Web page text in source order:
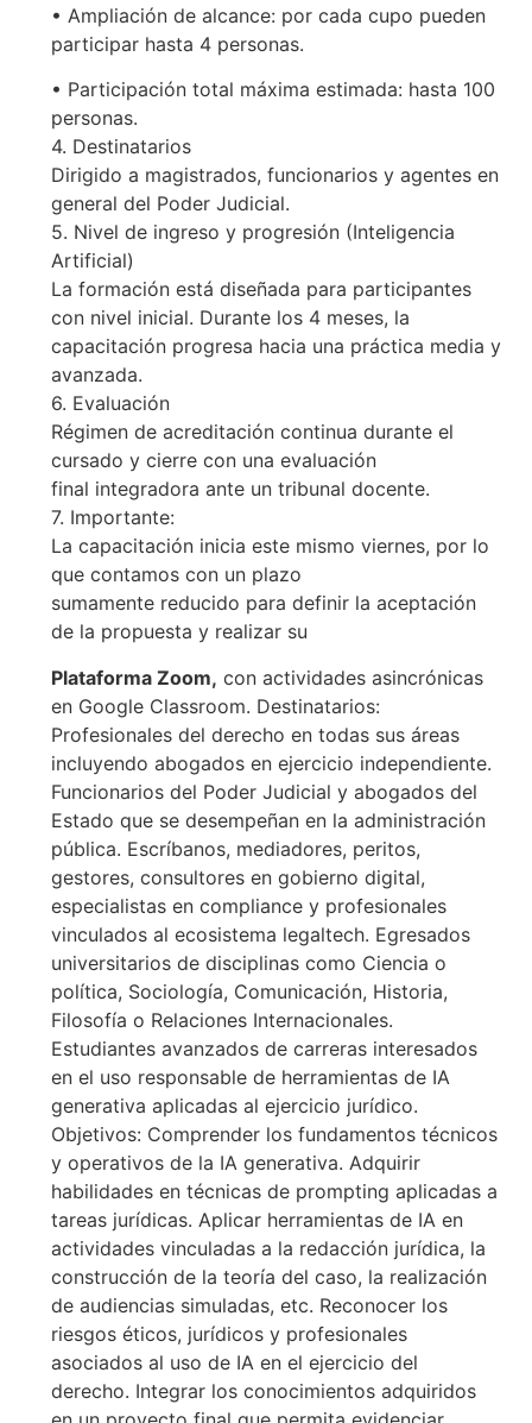
• Ampliación de alcance: por cada cupo pueden
participar hasta 4 personas.
• Participación total máxima estimada: hasta 100
personas.
4. Destinatarios
Dirigido a magistrados, funcionarios y agentes en
general del Poder Judicial.
5. Nivel de ingreso y progresión (Inteligencia
Artificial)
La formación está diseñada para participantes
con nivel inicial. Durante los 4 meses, la
capacitación progresa hacia una práctica media y
avanzada.
6. Evaluación
Régimen de acreditación continua durante el
cursado y cierre con una evaluación
final integradora ante un tribunal docente.
7. Importante:
La capacitación inicia este mismo viernes, por lo
que contamos con un plazo
sumamente reducido para definir la aceptación
de la propuesta y realizar su
Plataforma Zoom, con actividades asincrónicas
en Google Classroom. Destinatarios:
Profesionales del derecho en todas sus áreas
incluyendo abogados en ejercicio independiente.
Funcionarios del Poder Judicial y abogados del
Estado que se desempeñan en la administración
pública. Escríbanos, mediadores, peritos,
gestores, consultores en gobierno digital,
especialistas en compliance y profesionales
vinculados al ecosistema legaltech. Egresados
universitarios de disciplinas como Ciencia o
política, Sociología, Comunicación, Historia,
Filosofía o Relaciones Internacionales.
Estudiantes avanzados de carreras interesados
en el uso responsable de herramientas de IA
generativa aplicadas al ejercicio jurídico.
Objetivos: Comprender los fundamentos técnicos
y operativos de la IA generativa. Adquirir
habilidades en técnicas de prompting aplicadas a
tareas jurídicas. Aplicar herramientas de IA en
actividades vinculadas a la redacción jurídica, la
construcción de la teoría del caso, la realización
de audiencias simuladas, etc. Reconocer los
riesgos éticos, jurídicos y profesionales
asociados al uso de IA en el ejercicio del
derecho. Integrar los conocimientos adquiridos